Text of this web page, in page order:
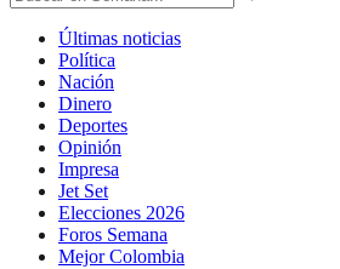
Últimas noticias
Política
Nación
Dinero
Deportes
Opinión
Impresa
Jet Set
Elecciones 2026
Foros Semana
Mejor Colombia